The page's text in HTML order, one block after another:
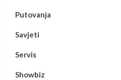
Putovanja
Savjeti
Servis
Showbiz